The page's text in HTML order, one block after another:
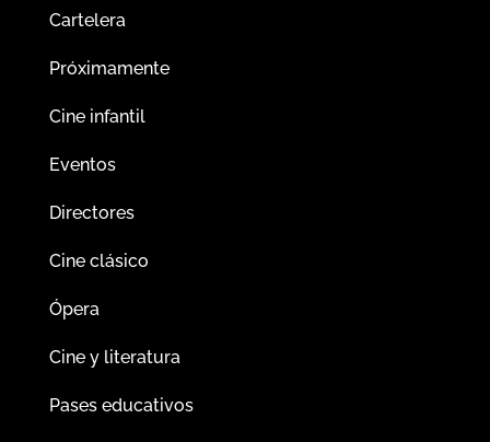
Cartelera
Próximamente
Cine infantil
Eventos
Directores
Cine clásico
Ópera
Cine y literatura
Pases educativos